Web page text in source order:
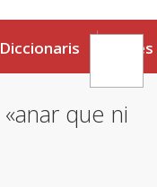
Diccionaris Eines
que ni